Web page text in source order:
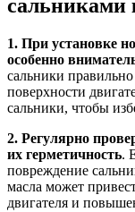
сальниками
1. При установке
особенно
сальники
поверхности
сальники, чтобы
2. Регулярно
их герметичность.
повреждение
масла может
двигателя и